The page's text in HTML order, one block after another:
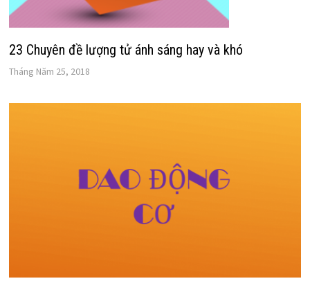
23 Chuyên đề lượng tử ánh sáng hay và khó
Tháng Năm 25, 2018